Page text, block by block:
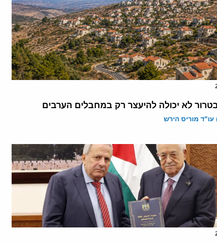
לא יכולה להיעצר רק במחבלים הערבים
מוריס הירש